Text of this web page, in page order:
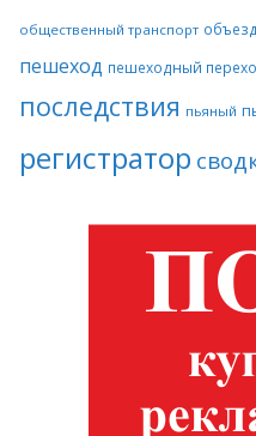
общественный транспорт
пешеход пешеходный
последствия пьяный
регистратор